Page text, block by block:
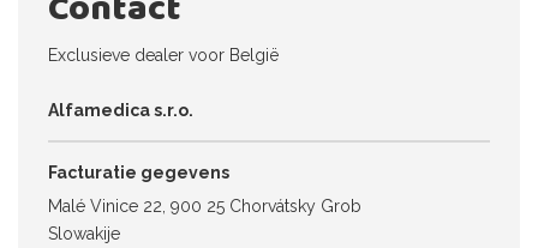
Exclusieve dealer voor België
Alfamedica s.r.o.
Facturatie gegevens
Malé Vinice 22, 900 25 Chorvátsky Grob
Slowakije